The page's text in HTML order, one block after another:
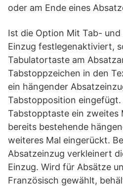
oder am Ende eines
Ist die Option Mit Tab-
Einzug festlegenaktiviert,
Tabulatortaste am
Tabstoppzeichen in den
ein hängender
Tabstopposition eingefügt.
Tabstopptaste ein zweites
bereits bestehende
weiteres Mal eingerückt.
Absatzeinzug verkleinert
Einzug. Wird für Absätze
Französisch gewählt,